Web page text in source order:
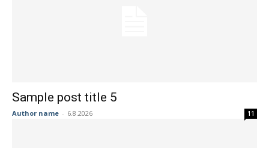
Sample post title 5
Author name - 6.8.2026 11